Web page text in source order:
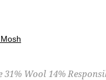
31% Wool 14%